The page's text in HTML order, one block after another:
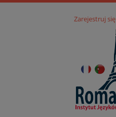
Zarejestruj się